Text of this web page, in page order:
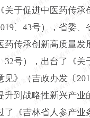
关于促进中医药传承
〕43号），省委、
药传承创新高质量发
32号），出台了《
见》（吉政办发〔
升到战略性新兴产业
了《吉林省人参产业